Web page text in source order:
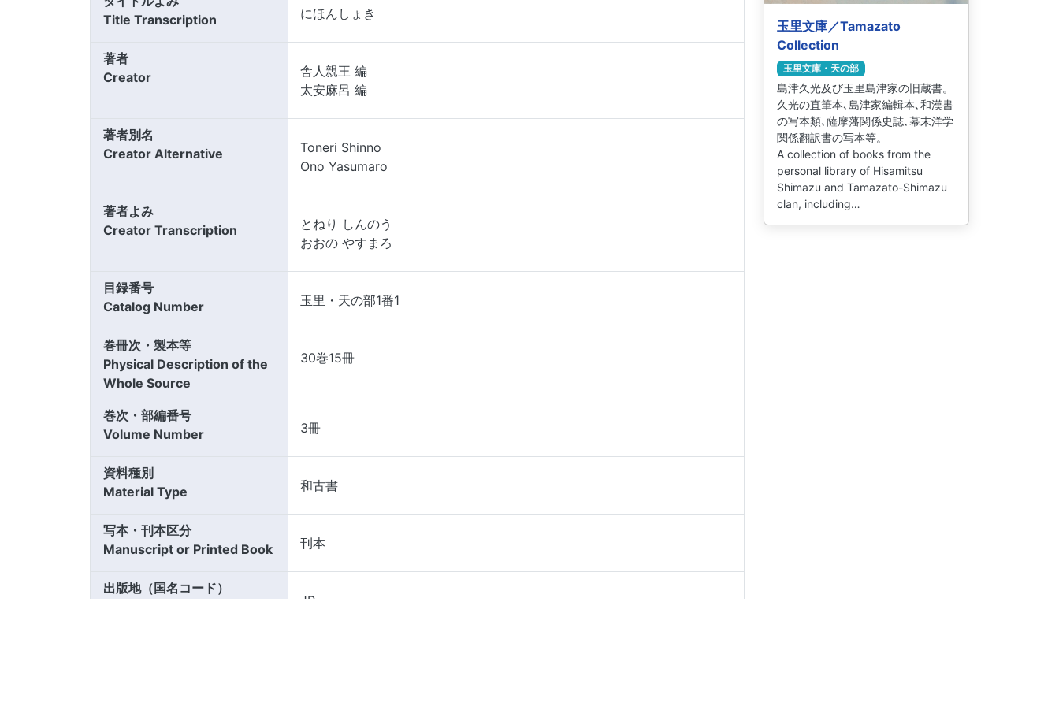
Title Transcription
にほんしょき
著者
Creator
舎人親王 編
太安麻呂 編
著者別名
Creator Alternative
Toneri Shinno
Ono Yasumaro
著者よみ
Creator Transcription
とねり しんのう
おおの やすまろ
目録番号
Catalog Number
玉里・天の部1番1
巻冊次・製本等
Physical Description of the
Whole Source
30巻15冊
巻次・部編番号
Volume Number
3冊
資料種別
Material Type
和古書
写本・刊本区分
Manuscript or Printed Book
刊本
出版地（国名コード）
JP
玉里文庫／Tamazato
Collection
玉里文庫・天の部
島津久光及び玉里島津家の旧蔵書。
久光の直筆本､島津家編輯本､和漢書
の写本類､薩摩藩関係史誌､幕末洋学
関係翻訳書の写本等。
A collection of books from the
personal library of Hisamitsu
Shimazu and Tamazato-Shimazu
clan, including…